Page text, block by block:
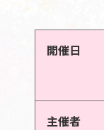
開催日
主催者